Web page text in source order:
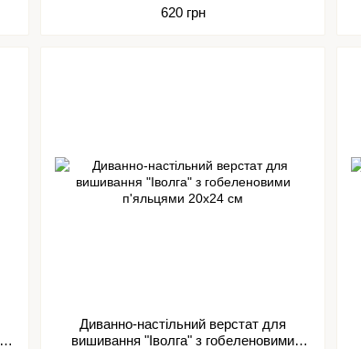
620 грн
Диванно-настільний верстат для
вишивання "Іволга" з гобеленовими